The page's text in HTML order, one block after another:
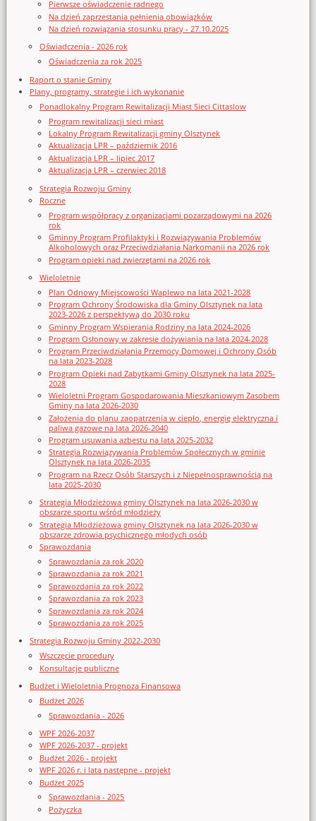
Pierwsze oświadczenie radnego
Na dzień zaprzestania pełnienia obowiązków
Na dzień rozwiązania stosunku pracy - 27.10.2025
Oświadczenia - 2026 rok
Oświadczenia za rok 2025
Raport o stanie Gminy
Plany, programy, strategie i ich wykonanie
Ponadlokalny Program Rewitalizacji Miast Sieci Cittaslow
Program rewitalizacji sieci miast
Lokalny Program Rewitalizacji gminy Olsztynek
Aktualizacja LPR – październik 2016
Aktualizacja LPR – lipiec 2017
Aktualizacja LPR – czerwiec 2018
Strategia Rozwoju Gminy
Roczne
Program współpracy z organizacjami pozarządowymi na 2026
rok
Gminny Program Profilaktyki i Rozwiązywania Problemów
Alkoholowych oraz Przeciwdziałania Narkomanii na 2026 rok
Program opieki nad zwierzętami na 2026 rok
Wieloletnie
Plan Odnowy Miejscowości Waplewo na lata 2021-2028
Program Ochrony Środowiska dla Gminy Olsztynek na lata
2023-2026 z perspektywą do 2030 roku
Gminny Program Wspierania Rodziny na lata 2024-2026
Program Osłonowy w zakresie dożywiania na lata 2024-2028
Program Przeciwdziałania Przemocy Domowej i Ochrony Osób
na lata 2023-2028
Program Opieki nad Zabytkami Gminy Olsztynek na lata 2025-
2028
Wieloletni Program Gospodarowania Mieszkaniowym Zasobem
Gminy na lata 2026-2030
Założenia do planu zaopatrzenia w ciepło, energię elektryczna i
paliwa gazowe na lata 2026-2040
Program usuwania azbestu na lata 2025-2032
Strategia Rozwiązywania Problemów Społecznych w gminie
Olsztynek na lata 2026-2035
Program na Rzecz Osób Starszych i z Niepełnosprawnością na
lata 2025-2030
Strategia Młodzieżowa gminy Olsztynek na lata 2026-2030 w
obszarze sportu wśród młodzieży
Strategia Młodzieżowa gminy Olsztynek na lata 2026-2030 w
obszarze zdrowia psychicznego młodych osób
Sprawozdania
Sprawozdania za rok 2020
Sprawozdania za rok 2021
Sprawozdania za rok 2022
Sprawozdania za rok 2023
Sprawozdania za rok 2024
Sprawozdania za rok 2025
Strategia Rozwoju Gminy 2022-2030
Wszczęcie procedury
Konsultacje publiczne
Budżet i Wieloletnia Prognoza Finansowa
Budżet 2026
Sprawozdania - 2026
WPF 2026-2037
WPF 2026-2037 - projekt
Budżet 2026 - projekt
WPF 2026 r. i lata następne - projekt
Budżet 2025
Sprawozdania - 2025
Pożyczka